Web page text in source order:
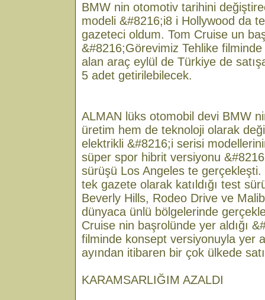
BMW nin otomotiv tarihini
modeli &#8216;i8 i Hollywood da
gazeteci oldum. Tom Cruise un
&#8216;Görevimiz Tehlike
alan araç eylül de Türkiye de
5 adet getirilebilecek.
ALMAN lüks otomobil devi BMW
üretim hem de teknoloji olarak
elektrikli &#8216;i serisi
süper spor hibrit versiyonu
sürüşü Los Angeles te
tek gazete olarak katıldığı test
Beverly Hills, Rodeo Drive ve
dünyaca ünlü bölgelerinde
Cruise nin başrolünde yer aldığı
filminde konsept versiyonuyla yer
ayından itibaren bir çok ülkede
KARAMSARLIĞIM AZALDI